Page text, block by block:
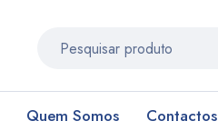
Quem Somos Contactos